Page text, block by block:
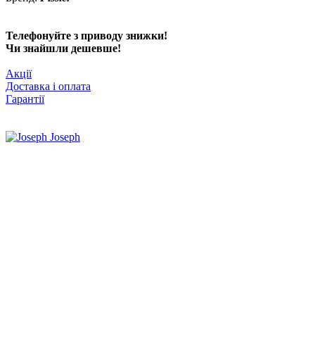
Телефонуйте з приводу знижки!
Чи знайшли дешевше!
Акції
Доставка і оплата
Гарантії